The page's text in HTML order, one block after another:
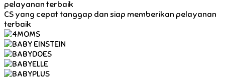
CS yang cepat tanggap dan siap memberikan pelayanan
terbaik